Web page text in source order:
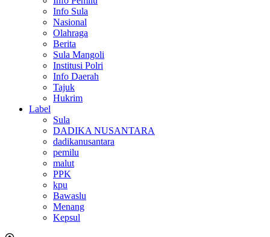
Info Sula
Nasional
Olahraga
Berita
Sula Mangoli
Institusi Polri
Info Daerah
Tajuk
Hukrim
Label
Sula
DADIKA NUSANTARA
dadikanusantara
pemilu
malut
PPK
kpu
Bawaslu
Menang
Kepsul